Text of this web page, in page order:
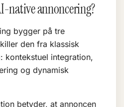
native annoncering?
bygger på tre
den fra klassisk
kontekstuel integration,
og dynamisk
betyder, at annoncen